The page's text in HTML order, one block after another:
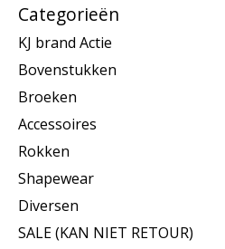
Categorieën
KJ brand Actie
Bovenstukken
Broeken
Accessoires
Rokken
Shapewear
Diversen
SALE (KAN NIET RETOUR)